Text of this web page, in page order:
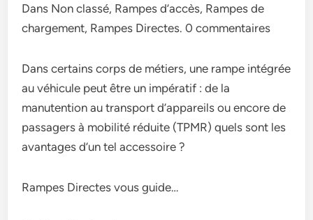
Dans Non classé, Rampes d’accès, Rampes de
chargement, Rampes Directes. 0 commentaires
Dans certains corps de métiers, une rampe intégrée
au véhicule peut être un impératif : de la
manutention au transport d’appareils ou encore de
passagers à mobilité réduite (TPMR) quels sont les
avantages d’un tel accessoire ?
Rampes Directes vous guide…